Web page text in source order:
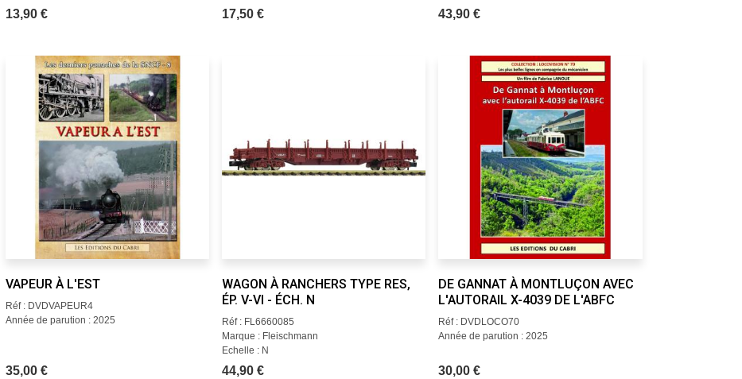
13,90 € 17,50 € 43,90 €
VAPEUR À L'EST
Réf : DVDVAPEUR4
Année de parution : 2025
35,00 €
WAGON À RANCHERS TYPE RES,
ÉP. V-VI - ÉCH. N
Réf : FL6660085
Marque : Fleischmann
Echelle : N
44,90 €
DE GANNAT À MONTLUÇON AVEC
L'AUTORAIL X-4039 DE L'ABFC
Réf : DVDLOCO70
Année de parution : 2025
30,00 €